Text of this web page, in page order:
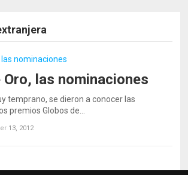
Oro, las nominaciones
temprano, se dieron a conocer las
premios Globos de…
13, 2012